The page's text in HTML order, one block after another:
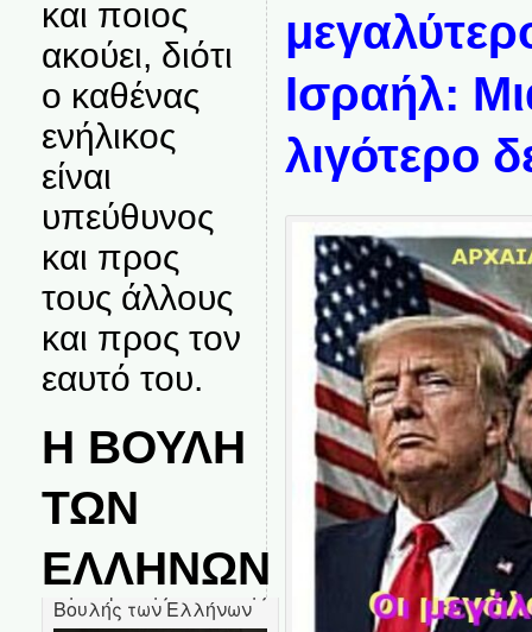
και ποιος
ακούει, διότι
ο καθένας
ενήλικος
είναι
υπεύθυνος
και προς
τους άλλους
και προς τον
εαυτό του.
Η ΒΟΥΛΗ
ΤΩΝ
ΕΛΛΗΝΩΝ
Ισραήλ:
λιγότερο